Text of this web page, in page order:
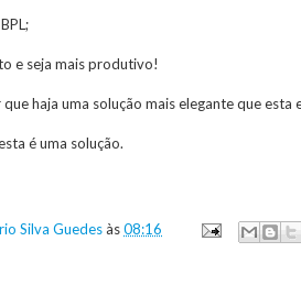
e seja mais produtivo!
haja uma solução mais elegante que esta
é uma solução.
Silva Guedesàs08:16